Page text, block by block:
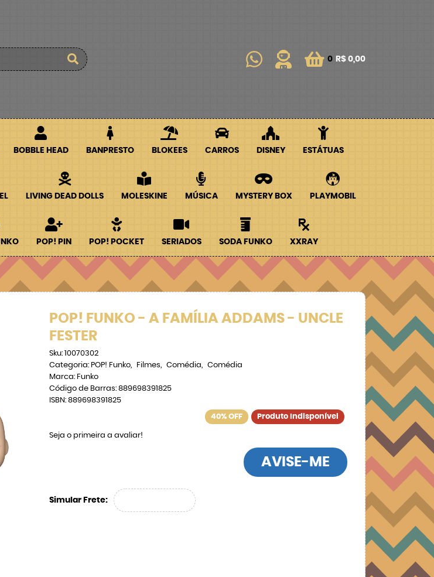
0 R$ 0,00
BOBBLE HEAD BANPRESTO BLOKEES CARROS DISNEY ESTÁTUAS
LIVING DEAD DOLLS MOLESKINE MÚSICA MYSTERY BOX PLAYMOBIL
POP! PIN POP! POCKET SERIADOS SODA FUNKO XXRAY
POP! FUNKO - A FAMÍLIA ADDAMS - UNCLE
FESTER
Sku: 10070302
Categoria: POP! Funko Filmes Comédia
Comédia
Marca: Funko
Código de Barras: 889698391825
ISBN: 889698391825
40% OFF Produto Indisponível
Seja o primeira a avaliar!
AVISE-ME
Simular Frete: